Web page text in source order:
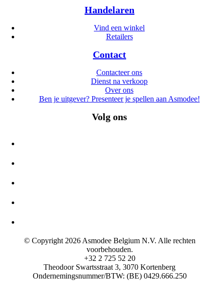
Handelaren
Vind een winkel
Retailers
Contact
Contacteer ons
Dienst na verkoop
Over ons
Ben je uitgever? Presenteer je spellen aan Asmodee!
Volg ons
© Copyright 2026 Asmodee Belgium N.V. Alle rechten
voorbehouden.
+32 2 725 52 20
Theodoor Swartsstraat 3, 3070 Kortenberg
Ondernemingsnummer/BTW: (BE) 0429.666.250